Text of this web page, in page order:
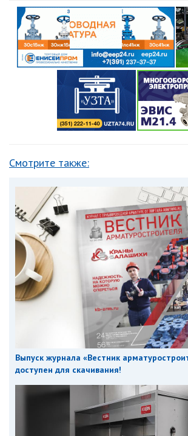
Смотрите также:
Выпуск журнала «Вестник
доступен для скачивания!